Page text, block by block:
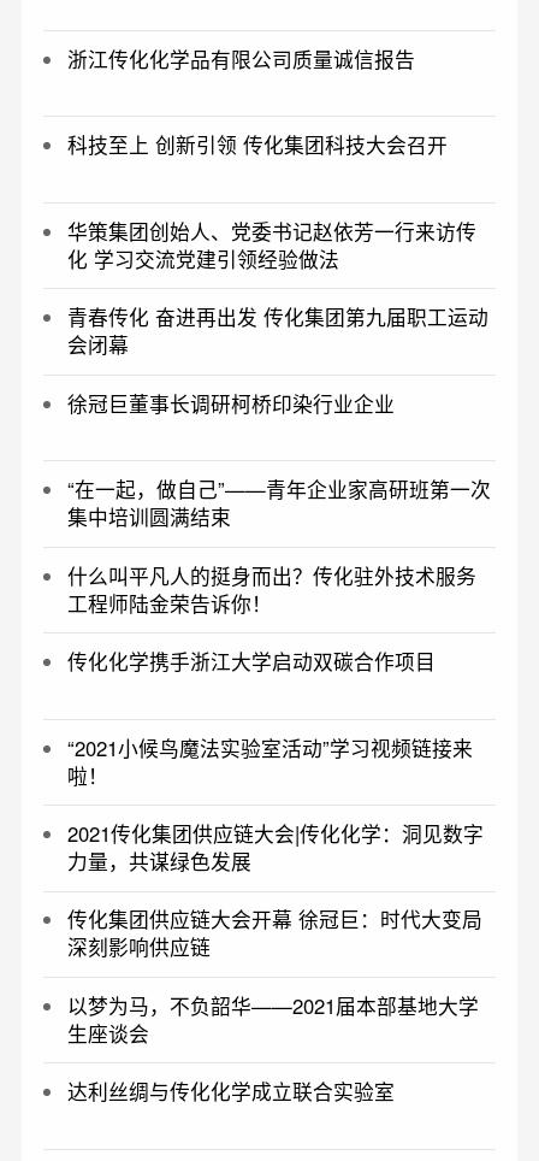
浙江传化化学品有限公司质量诚信报告
科技至上 创新引领 传化集团科技大会召开
华策集团创始人、党委书记赵依芳一行来访传
化 学习交流党建引领经验做法
青春传化 奋进再出发 传化集团第九届职工运动
会闭幕
徐冠巨董事长调研柯桥印染行业企业
“在一起，做自己”——青年企业家高研班第一次
集中培训圆满结束
什么叫平凡人的挺身而出？传化驻外技术服务
工程师陆金荣告诉你！
传化化学携手浙江大学启动双碳合作项目
“2021小候鸟魔法实验室活动”学习视频链接来
啦！
2021传化集团供应链大会|传化化学：洞见数字
力量，共谋绿色发展
传化集团供应链大会开幕 徐冠巨：时代大变局
深刻影响供应链
以梦为马，不负韶华——2021届本部基地大学
生座谈会
达利丝绸与传化化学成立联合实验室